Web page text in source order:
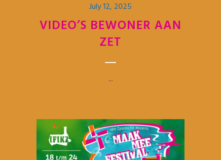
July 12, 2025
VIDEO’S BEWONER AAN
ZET
...